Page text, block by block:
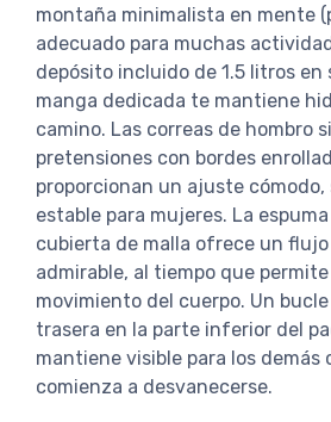
montaña minimalista en mente
adecuado para muchas
depósito incluido de 1.5 litros en
manga dedicada te mantiene
camino. Las correas de hombro
pretensiones con bordes
proporcionan un ajuste cómodo,
estable para mujeres. La
cubierta de malla ofrece un
admirable, al tiempo que
movimiento del cuerpo. Un
trasera en la parte inferior del
mantiene visible para los demás
comienza a desvanecerse.